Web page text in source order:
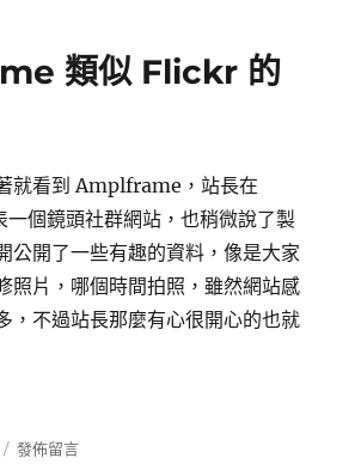
開類似 Flickr 的
就看到 Amplframe，站長在
個鏡頭社群網站，也稍微說了製
公開了一些有趣的資料，像是大家
照片，哪個時間拍照，雖然網站感
，不過站長那麼有心很開心的也就
類似 Flickr 的新網站〉
在
發佈留言